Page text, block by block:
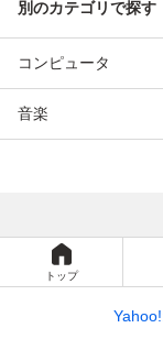
別のカテゴリで探す
コンピュータ
音楽
トップ